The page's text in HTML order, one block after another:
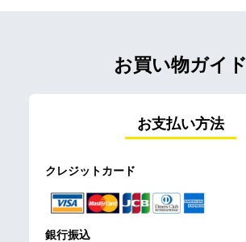
お買い物ガイド
お支払い方法
クレジットカード
銀行振込